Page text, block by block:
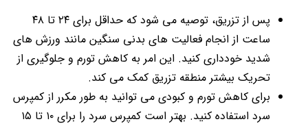
پس از تزریق، توصیه می شود که حداقل برای ۲۴ تا ۴۸
ساعت از انجام فعالیت های بدنی سنگین مانند ورزش های
شدید خودداری کنید. این امر به کاهش تورم و جلوگیری از
تحریک بیشتر منطقه تزریق کمک می کند.
برای کاهش تورم و کبودی می توانید به طور مکرر از کمپرس
سرد استفاده کنید. بهتر است کمپرس سرد را برای ۱۰ تا ۱۵